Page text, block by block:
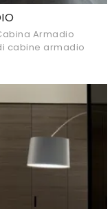
Armadio
cabine armadio